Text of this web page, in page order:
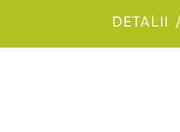
DETALII